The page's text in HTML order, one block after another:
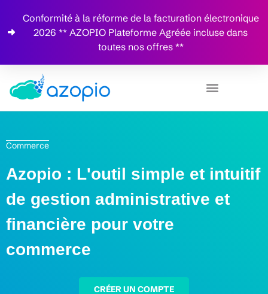
Conformité à la réforme de la facturation électronique
2026 ** AZOPIO Plateforme Agréée incluse dans
toutes nos offres **
Commerce
Azopio : L'outil simple et intuitif
de gestion administrative et
financière pour votre
commerce
CRÉER UN COMPTE